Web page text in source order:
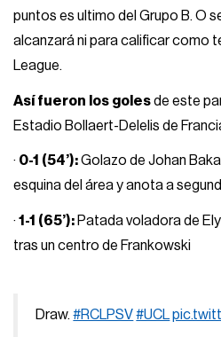
puntos es ultimo del Grupo B. O
alcanzará ni para calificar como
League.
Así fueron los golesde este
Estadio Bollaert-Delelis de
· 0-1 (54’):Golazo de Johan
esquina del área y anota a
·1-1 (65’): Patada voladora de
tras un centro de Frankowski
Draw.#RCLPSV #UCL